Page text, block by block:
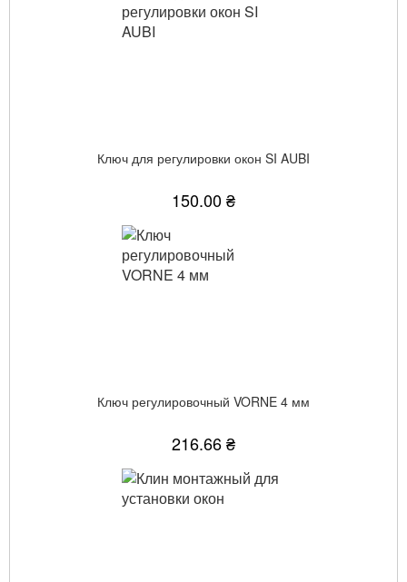
Ключ для регулировки окон SI AUBI
150.00 ₴
Ключ регулировочный VORNE 4 мм
216.66 ₴